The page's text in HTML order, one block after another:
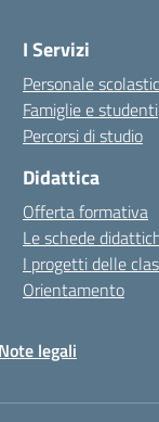
I Servizi
Personale
Famiglie e studenti
Percorsi di studio
Didattica
Offerta formativa
Le schede
I progetti delle
Orientamento
Note legali